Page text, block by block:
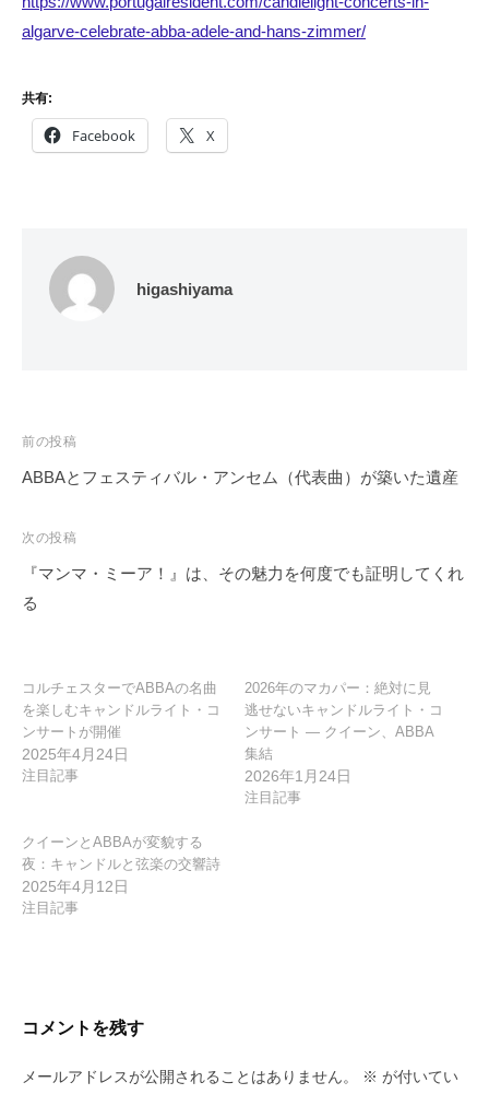
algarve-celebrate-abba-adele-and-hans-zimmer/
共有:
Facebook X
higashiyama
投
稿
ビ
ゲ
ー
ン
前の投稿
ABBAとフェスティバル・アンセム（代表曲）が築いた遺産
次の投稿
『マンマ・ミーア！』は、その魅力を何度でも証明してくれ
る
コルチェスターでABBAの名曲
を楽しむキャンドルライト・コ
ンサートが開催
2025年4月24日
注目記事
2026年のマカパー：絶対に見
逃せないキャンドルライト・コ
ンサート ― クイーン、ABBA
集結
2026年1月24日
注目記事
クイーンとABBAが変貌する
夜：キャンドルと弦楽の交響詩
2025年4月12日
注目記事
コメントを残す
メールアドレスが公開されることはありません。 ※ が付いてい